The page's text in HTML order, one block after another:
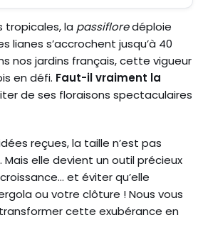
tropicales, la passifloredéploie
lianes s’accrochent jusqu’à 40
nos jardins français, cette vigueur
en défi. Faut-il vraiment la
de ses floraisons spectaculaires
reçues, la taille n’est pas
Mais elle devient un outil précieux
et éviter qu’elle
ou votre clôture ! Nous vous
cette exubérance en